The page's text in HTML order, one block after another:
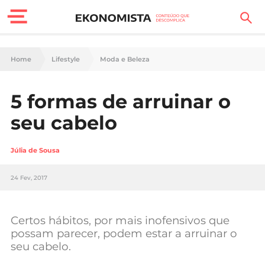
Finanças Pessoais
Carreira
Tecnologia
Negócios
Home Lifestyle Moda e Beleza
5 formas de arruinar o
seu cabelo
Júlia de Sousa
24 Fev, 2017
Certos hábitos, por mais inofensivos que
possam parecer, podem estar a arruinar o
seu cabelo.